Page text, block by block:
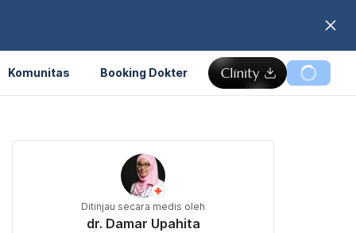
Komunitas Booking Dokter
Ditinjau secara medis oleh
dr. Damar Upahita